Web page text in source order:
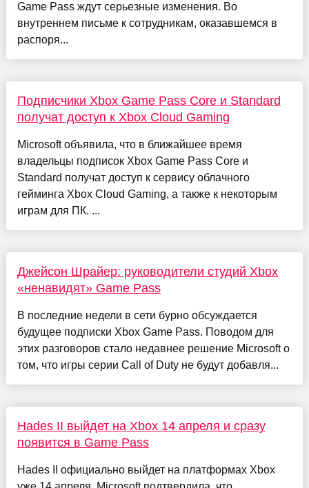
Game Pass ждут серьезные изменения. Во
внутреннем письме к сотрудникам, оказавшемся в
распоря...
Подписчики Xbox Game Pass Core и Standard
получат доступ к Xbox Cloud Gaming
Microsoft объявила, что в ближайшее время
владельцы подписок Xbox Game Pass Core и
Standard получат доступ к сервису облачного
гейминга Xbox Cloud Gaming, а также к некоторым
играм для ПК. ...
Джейсон Шрайер: руководители студий Xbox
«ненавидят» Game Pass
В последние недели в сети бурно обсуждается
будущее подписки Xbox Game Pass. Поводом для
этих разговоров стало недавнее решение Microsoft о
том, что игры серии Call of Duty не будут добавля...
Hades II выйдет на Xbox 14 апреля и сразу
появится в Game Pass
Hades II официально выйдет на платформах Xbox